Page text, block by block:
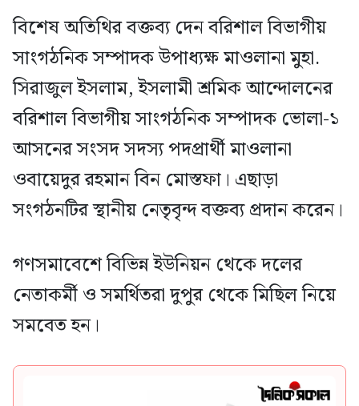
বিশেষ অতিথির বক্তব্য দেন বরিশাল বিভাগীয়
সাংগঠনিক সম্পাদক উপাধ্যক্ষ মাওলানা মুহা.
সিরাজুল ইসলাম, ইসলামী শ্রমিক আন্দোলনের
বরিশাল বিভাগীয় সাংগঠনিক সম্পাদক ভোলা-১
আসনের সংসদ সদস্য পদপ্রার্থী মাওলানা
ওবায়েদুর রহমান বিন মোস্তফা। এছাড়া
সংগঠনটির স্থানীয় নেতৃবৃন্দ বক্তব্য প্রদান করেন।
গণসমাবেশে বিভিন্ন ইউনিয়ন থেকে দলের
নেতাকর্মী ও সমর্থিতরা দুপুর থেকে মিছিল নিয়ে
সমবেত হন।